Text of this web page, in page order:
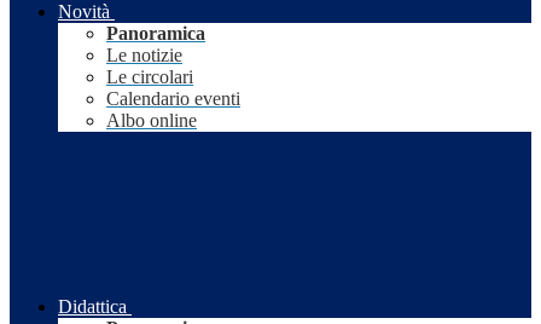
Novità
Panoramica
Le notizie
Le circolari
Calendario eventi
Albo online
Didattica